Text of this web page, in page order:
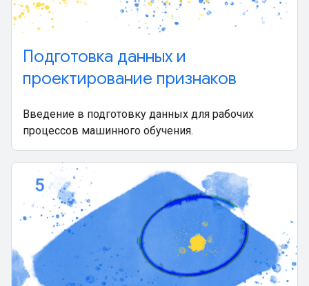
Подготовка данных и
проектирование признаков
Введение в подготовку данных для рабочих
процессов машинного обучения.